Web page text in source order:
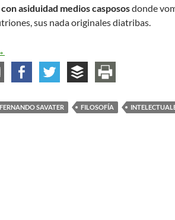
asiduidad medios caspososdonde
sus nada originales diatribas.
enigmática distrofia intelectual de
FERNANDO SAVATER FILOSOFÍA